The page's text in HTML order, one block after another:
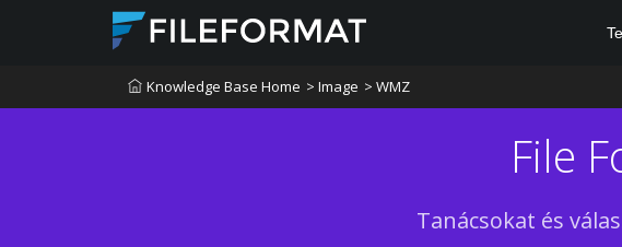
Knowledge Base Home > Image > WMZ
File
Tanácsokat és